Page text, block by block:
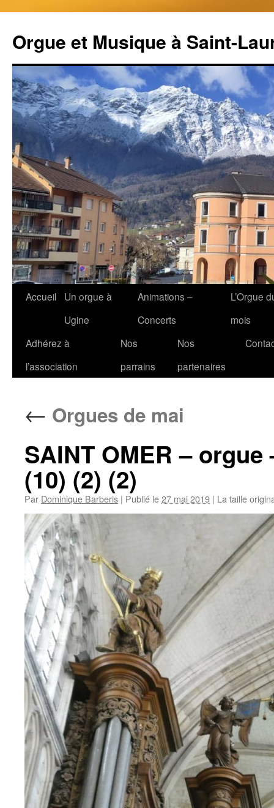
contenu
Orgue et Musique à Saint-
Accueil
Un orgue à
Ugine
Animations –
Concerts
L’Orgue
mois
Adhérez à
l’association
Nos
parrains
Nos
partenaires
← Orgues de mai
SAINT OMER –
(10) (2) (2)
Par Dominique Barberis | Publié le27 mai 2019 | La taille